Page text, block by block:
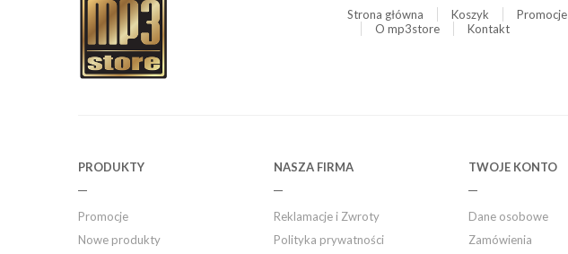
Strona główna Koszyk Promocje
O mp3store
Kontakt
PRODUKTY
Promocje
Nowe produkty
NASZA FIRMA
Reklamacje i Zwroty
Polityka prywatności
TWOJE KONTO
Dane osobowe
Zamówienia